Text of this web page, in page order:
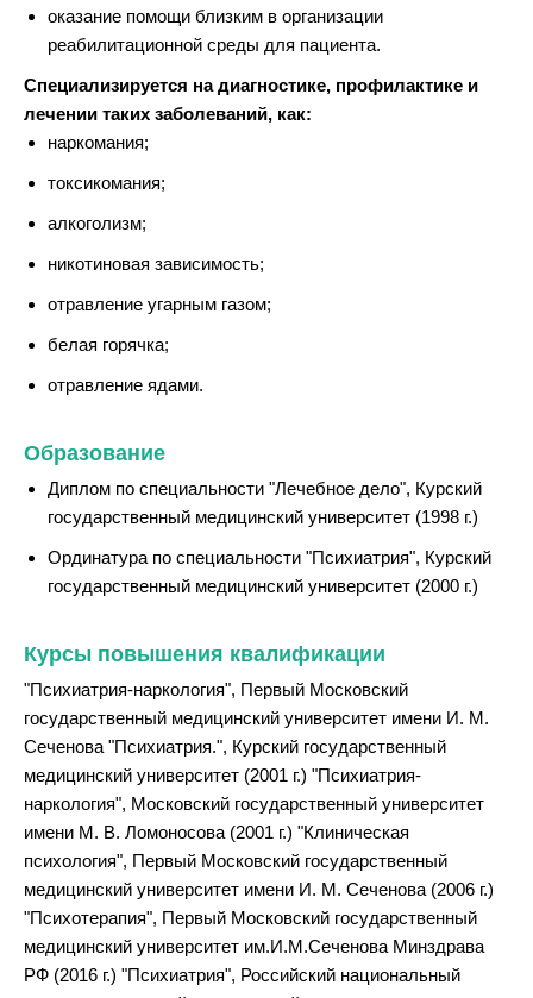
оказание помощи близким в организации
реабилитационной среды для пациента.
Специализируется на диагностике, профилактике и
лечении таких заболеваний, как:
наркомания;
токсикомания;
алкоголизм;
никотиновая зависимость;
отравление угарным газом;
белая горячка;
отравление ядами.
Образование
Диплом по специальности "Лечебное дело", Курский
государственный медицинский университет (1998 г.)
Ординатура по специальности "Психиатрия", Курский
государственный медицинский университет (2000 г.)
Курсы повышения квалификации
"Психиатрия-наркология", Первый Московский
государственный медицинский университет имени И. М.
Сеченова "Психиатрия.", Курский государственный
медицинский университет (2001 г.) "Психиатрия-
наркология", Московский государственный университет
имени М. В. Ломоносова (2001 г.) "Клиническая
психология", Первый Московский государственный
медицинский университет имени И. М. Сеченова (2006 г.)
"Психотерапия", Первый Московский государственный
медицинский университет им.И.М.Сеченова Минздрава
РФ (2016 г.) "Психиатрия", Российский национальный